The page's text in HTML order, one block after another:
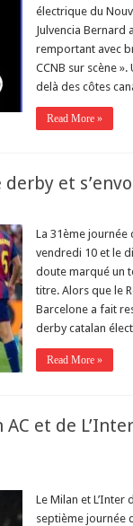
électrique du
Julvencia Bernard
remportant avec
CCNB sur scène
delà des côtes
Read More »
et
La 31ème journée
vendredi 10 et le
doute marqué un
titre. Alors que le
Barcelone a fait
derby catalan
Read More »
et de
Le Milan et
septième journée